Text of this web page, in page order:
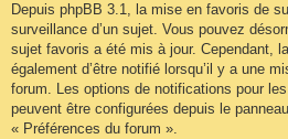
Depuis phpBB 3.1, la mise en favoris de
surveillance d’un sujet. Vous pouvez
sujet favoris a été mis à jour. Cependant,
également d’être notifié lorsqu’il y a une
forum. Les options de notifications pour
peuvent être configurées depuis le
« Préférences du forum ».